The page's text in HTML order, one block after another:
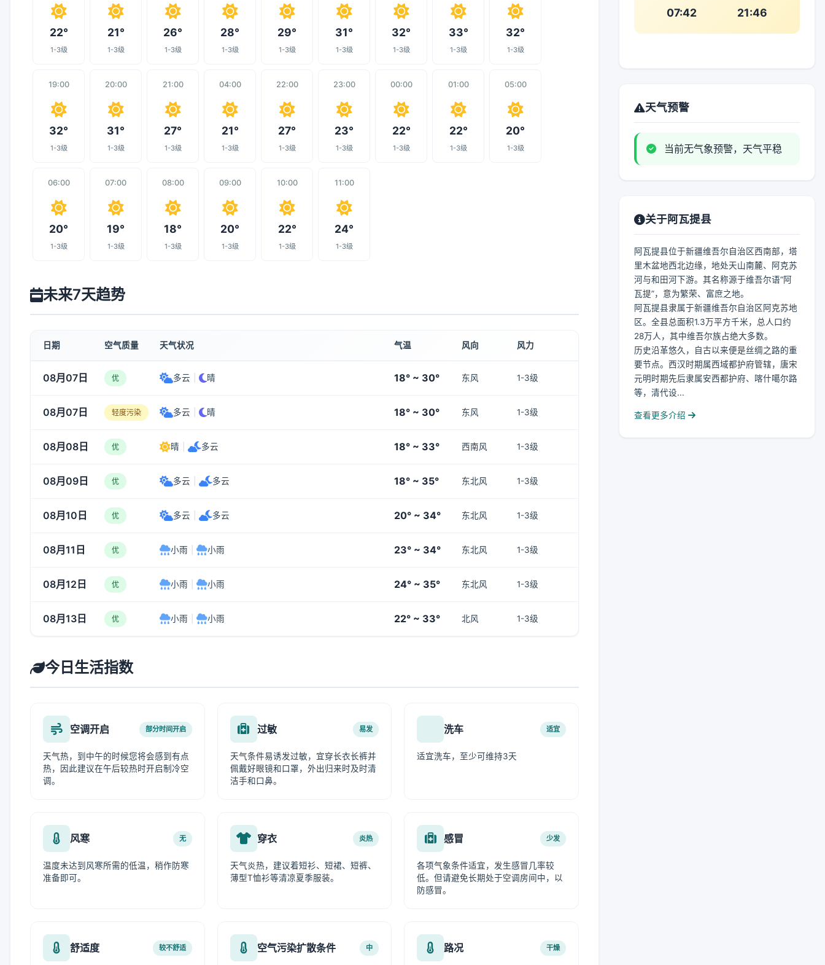
22°
1-3级
21°
1-3级
26°
1-3级
28°
1-3级
29°
1-3级
31°
1-3级
32°
1-3级
33°
1-3级
32°
1-3级
19:00
32°
1-3级
20:00
31°
1-3级
21:00
27°
1-3级
04:00
21°
1-3级
22:00
27°
1-3级
23:00
23°
1-3级
00:00
22°
1-3级
01:00
22°
1-3级
05:00
20°
1-3级
06:00
20°
1-3级
07:00
19°
1-3级
08:00
18°
1-3级
09:00
20°
1-3级
10:00
22°
1-3级
11:00
24°
1-3级
未来7天趋势
日期 空气质量 天气状况 气温 风向 风力
08月07日 优 多云 晴 18° ~ 30° 东风 1-3级
08月07日 轻度污染 多云 晴 18° ~ 30° 东风 1-3级
08月08日 优 晴 多云 18° ~ 33° 西南风 1-3级
08月09日 优 多云 多云 18° ~ 35° 东北风 1-3级
08月10日 优 多云 多云 20° ~ 34° 东北风 1-3级
08月11日 优 小雨 小雨 23° ~ 34° 东北风 1-3级
08月12日 优 小雨 小雨 24° ~ 35° 东北风 1-3级
08月13日 优 小雨 小雨 22° ~ 33° 北风 1-3级
今日生活指数
空调开启 部分时间开启
天气热，到中午的时候您将会感到有点
热，因此建议在午后较热时开启制冷空
调。
过敏 易发
天气条件易诱发过敏，宜穿长衣长裤并
佩戴好眼镜和口罩，外出归来时及时清
洁手和口鼻。
洗车 适宜
适宜洗车，至少可维持3天
风寒 无
温度未达到风寒所需的低温，稍作防寒
准备即可。
穿衣 炎热
天气炎热，建议着短衫、短裙、短裤、
薄型T恤衫等清凉夏季服装。
感冒 少发
各项气象条件适宜，发生感冒几率较
低。但请避免长期处于空调房间中，以
防感冒。
舒适度 较不舒适 空气污染扩散条件 中 路况 干燥
07:42 21:46
天气预警
当前无气象预警，天气平稳
关于阿瓦提县
阿瓦提县位于新疆维吾尔自治区西南部，塔
里木盆地西北边缘，地处天山南麓、阿克苏
河与和田河下游。其名称源于维吾尔语“阿
瓦提”，意为繁荣、富庶之地。
阿瓦提县隶属于新疆维吾尔自治区阿克苏地
区。全县总面积1.3万平方千米，总人口约
28万人，其中维吾尔族占绝大多数。
历史沿革悠久，自古以来便是丝绸之路的重
要节点。西汉时期属西域都护府管辖，唐宋
元明时期先后隶属安西都护府、喀什噶尔路
等，清代设...
查看更多介绍